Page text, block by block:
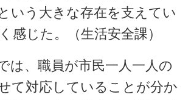
いう大きな存在を支えてい
感じた。（生活安全課）
は、職員が市民一人一人の
て対応していることが分か